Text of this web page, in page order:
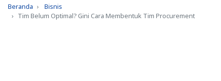
Beranda
Bisnis
Tim Belum Optimal? Gini Cara Membentuk Tim Procurement